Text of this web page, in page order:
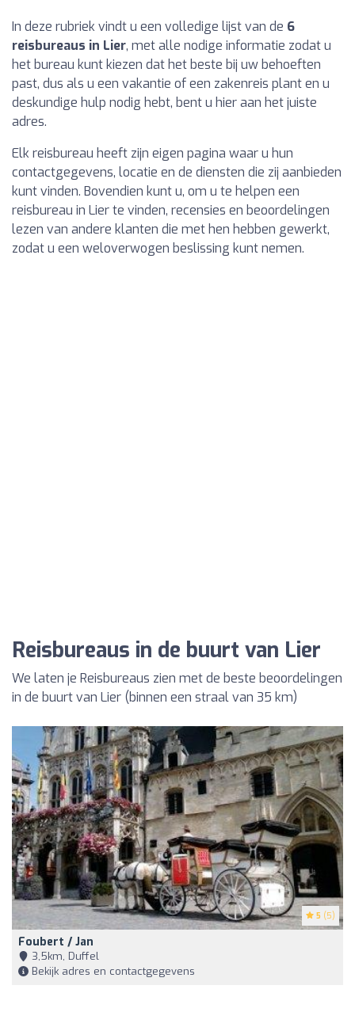
In deze rubriek vindt u een volledige lijst van de 6
reisbureaus in Lier, met alle nodige informatie zodat u
het bureau kunt kiezen dat het beste bij uw behoeften
past, dus als u een vakantie of een zakenreis plant en u
deskundige hulp nodig hebt, bent u hier aan het juiste
adres.
Elk reisbureau heeft zijn eigen pagina waar u hun
contactgegevens, locatie en de diensten die zij aanbieden
kunt vinden. Bovendien kunt u, om u te helpen een
reisbureau in Lier te vinden, recensies en beoordelingen
lezen van andere klanten die met hen hebben gewerkt,
zodat u een weloverwogen beslissing kunt nemen.
Reisbureaus in de buurt van Lier
We laten je Reisbureaus zien met de beste beoordelingen
in de buurt van Lier (binnen een straal van 35 km)
5 (5)
Foubert / Jan
3,5km, Duffel
Bekijk adres en contactgegevens